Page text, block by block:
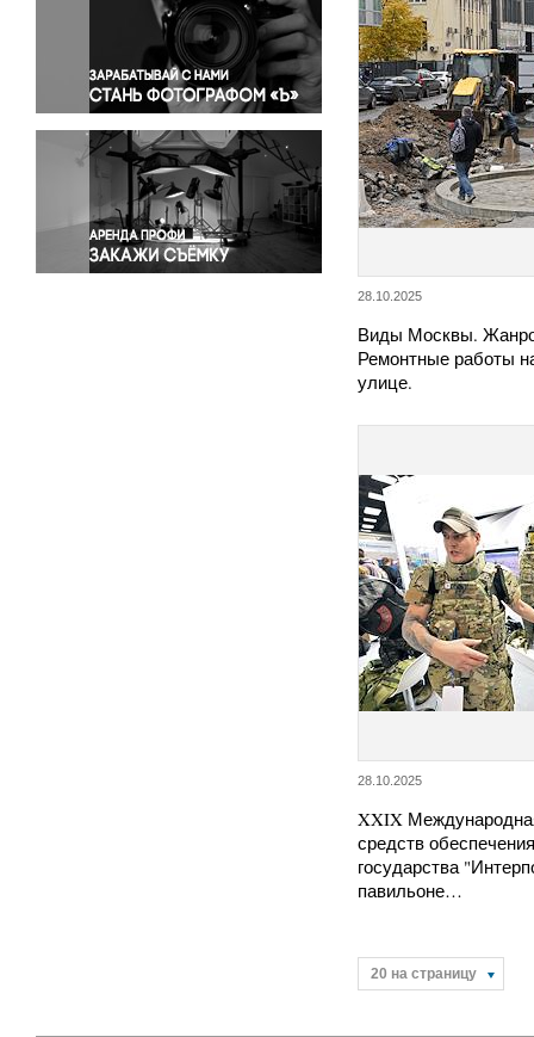
Политика
Правосудие
Происшествия и конфликты
Религия
Светская жизнь
Спорт
Экология
Экономика и бизнес
28.10.2025
Виды Москвы.
Ремонтные работы
улице.
28.10.2025
XXIX
средств
государства
павильоне…
20 на страницу